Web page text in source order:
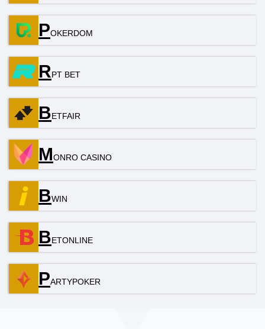
POKERDOM
RPT BЕТ
BETFAIR
MONRO CASINO
BWIN
BETONLINE
PARTYPOKER